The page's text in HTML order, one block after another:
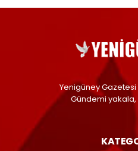
Yenigüney
Gündemi